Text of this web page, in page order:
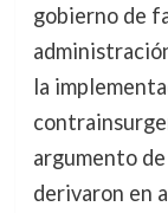
gobierno de
la
argumento
derivaron en